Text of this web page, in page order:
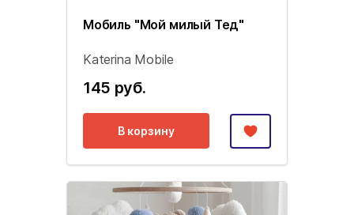
Мобиль "Мой милый Тед"
Katerina Mobile
145 руб.
В корзину